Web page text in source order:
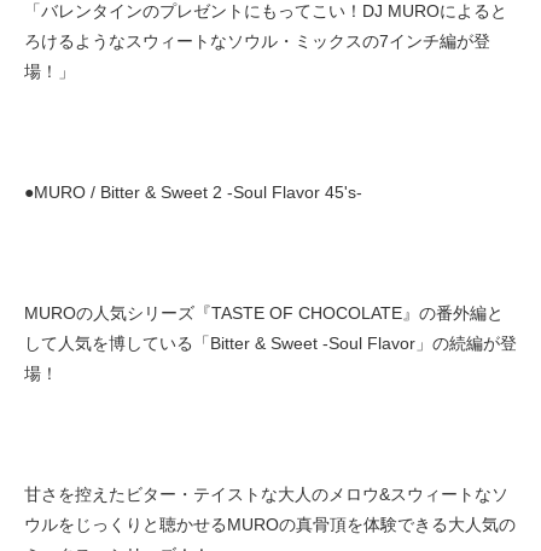
「バレンタインのプレゼントにもってこい！DJ MUROによると
ろけるようなスウィートなソウル・ミックスの7インチ編が登
場！」
●MURO / Bitter & Sweet 2 -Soul Flavor 45's-
MUROの人気シリーズ『TASTE OF CHOCOLATE』の番外編と
して人気を博している「Bitter & Sweet -Soul Flavor」の続編が登
場！
甘さを控えたビター・テイストな大人のメロウ&スウィートなソ
ウルをじっくりと聴かせるMUROの真骨頂を体験できる大人気の